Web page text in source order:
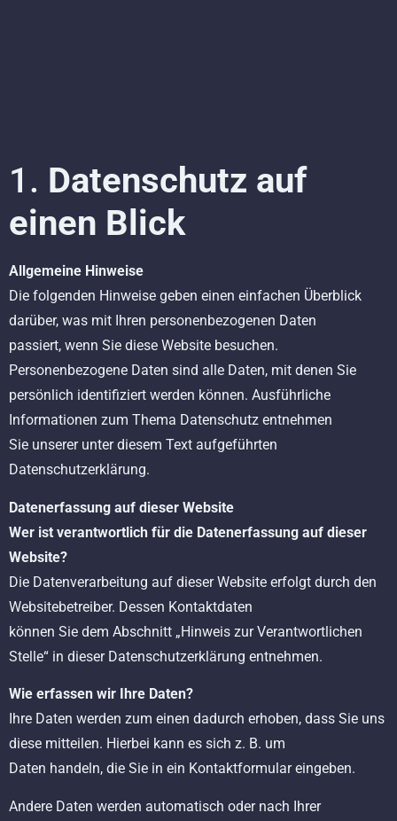
1. Datenschutz auf
einen Blick
Allgemeine Hinweise
Die folgenden Hinweise geben einen einfachen Überblick
darüber, was mit Ihren personenbezogenen Daten
passiert, wenn Sie diese Website besuchen.
Personenbezogene Daten sind alle Daten, mit denen Sie
persönlich identifiziert werden können. Ausführliche
Informationen zum Thema Datenschutz entnehmen
Sie unserer unter diesem Text aufgeführten
Datenschutzerklärung.
Datenerfassung auf dieser Website
Wer ist verantwortlich für die Datenerfassung auf dieser
Website?
Die Datenverarbeitung auf dieser Website erfolgt durch den
Websitebetreiber. Dessen Kontaktdaten
können Sie dem Abschnitt „Hinweis zur Verantwortlichen
Stelle“ in dieser Datenschutzerklärung entnehmen.
Wie erfassen wir Ihre Daten?
Ihre Daten werden zum einen dadurch erhoben, dass Sie uns
diese mitteilen. Hierbei kann es sich z. B. um
Daten handeln, die Sie in ein Kontaktformular eingeben.
Andere Daten werden automatisch oder nach Ihrer